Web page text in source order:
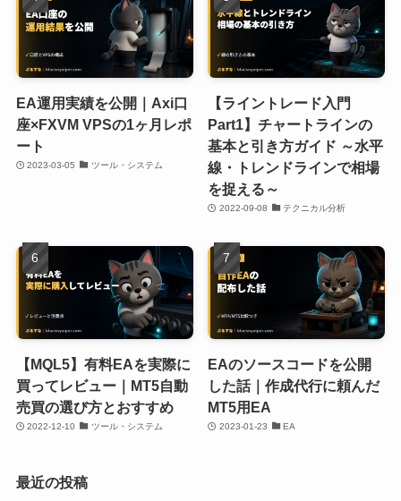
EA運用実績を公開｜Axi口
座×FXVM VPSの1ヶ月レポ
ート
2023-03-05 ツール・システム
【ライントレード入門
Part1】チャートラインの
基本と引き方ガイド ～水平
線・トレンドラインで相場
を捉える～
2022-09-08 テクニカル分析
【MQL5】有料EAを実際に
買ってレビュー｜MT5自動
売買の選び方とおすすめ
2022-12-10 ツール・システム
EAのソースコードを公開
した話｜作成代行に頼んだ
MT5用EA
2023-01-23 EA
最近の投稿